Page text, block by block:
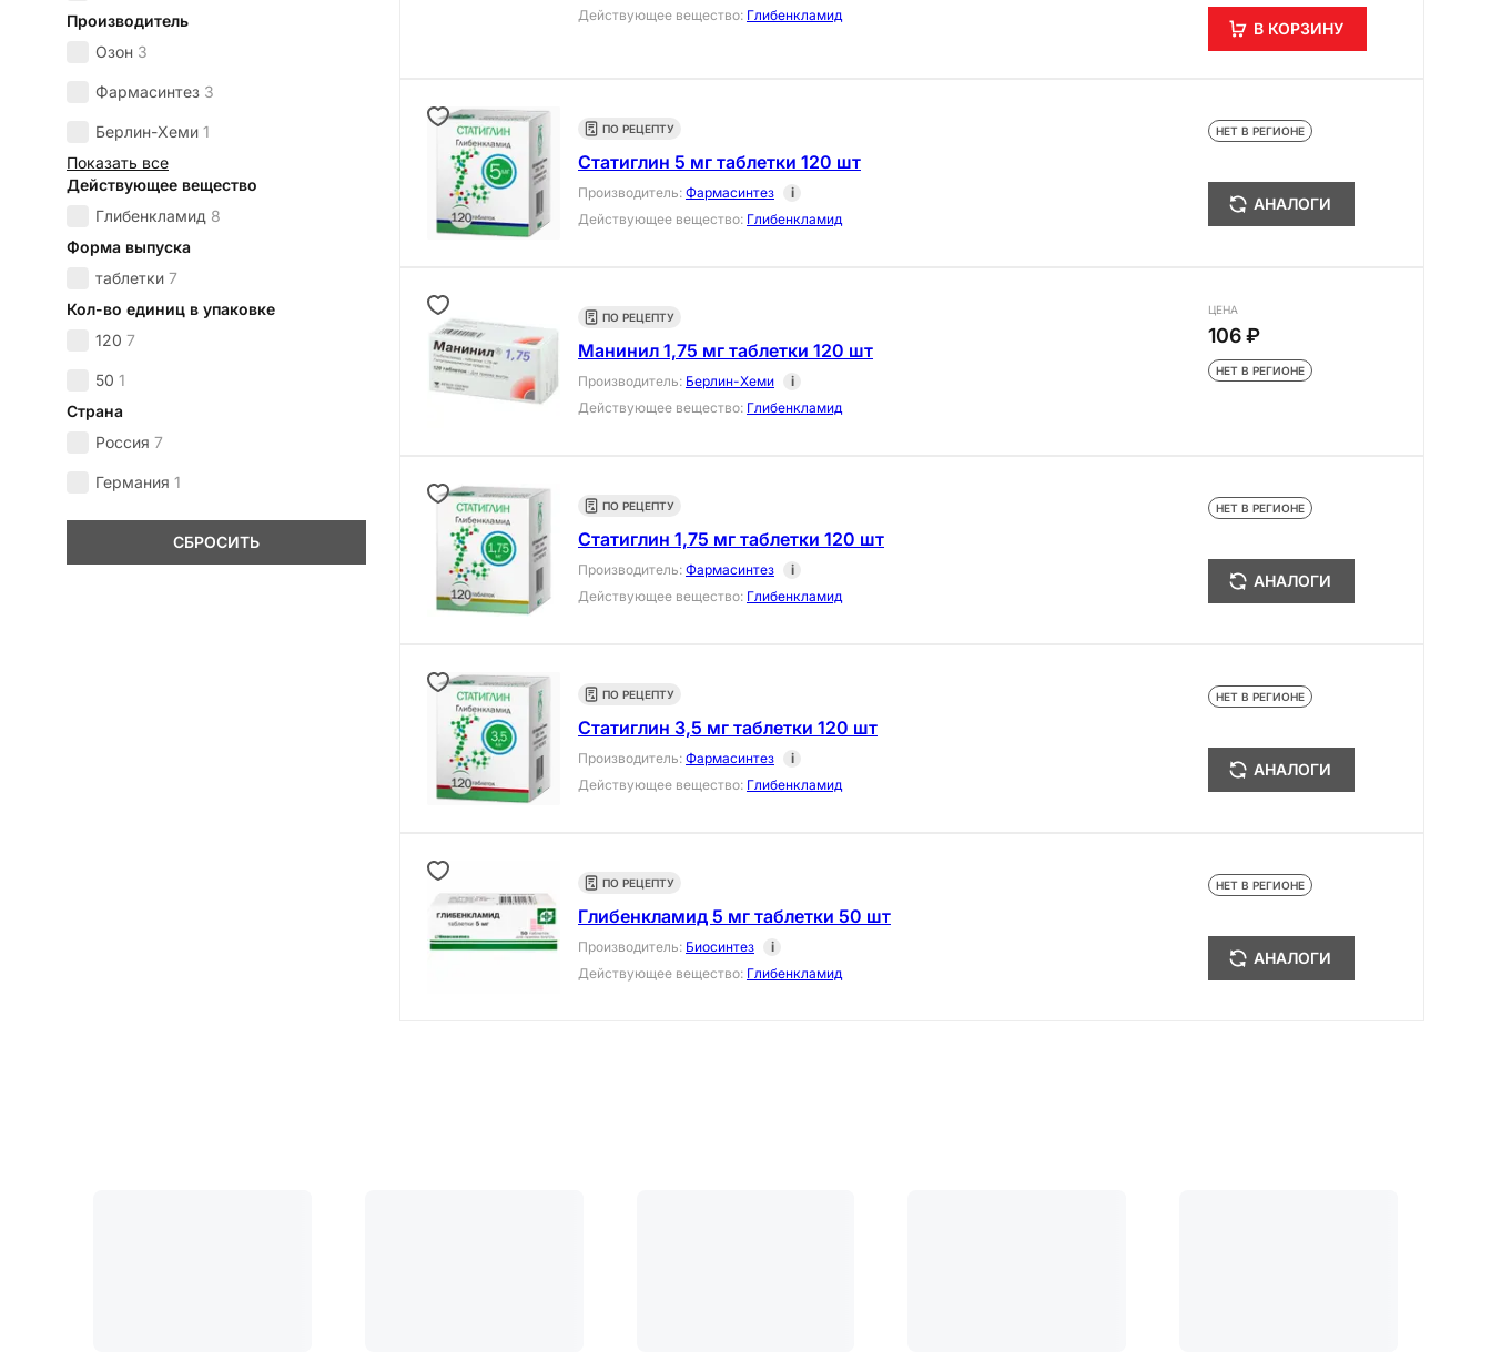
Производитель
Озон 3
Фармасинтез 3
Берлин-Хеми 1
Показать все
Действующее вещество
Глибенкламид 8
Форма выпуска
таблетки 7
Кол-во единиц в упаковке
120 7
50 1
Страна
Россия 7
Германия 1
СБРОСИТЬ
Действующее вещество: Глибенкламид
В КОРЗИНУ
ПО РЕЦЕПТУ
Статиглин 5 мг таблетки 120 шт
Производитель: Фармасинтез
i
Действующее вещество: Глибенкламид
НЕТ В РЕГИОНЕ
АНАЛОГИ
ПО РЕЦЕПТУ
Манинил 1,75 мг таблетки 120 шт
Производитель: Берлин-Хеми
i
Действующее вещество: Глибенкламид
ЦЕНА
106 ₽
НЕТ В РЕГИОНЕ
ПО РЕЦЕПТУ
Статиглин 1,75 мг таблетки 120 шт
Производитель: Фармасинтез
i
Действующее вещество: Глибенкламид
НЕТ В РЕГИОНЕ
АНАЛОГИ
ПО РЕЦЕПТУ
Статиглин 3,5 мг таблетки 120 шт
Производитель: Фармасинтез
i
Действующее вещество: Глибенкламид
НЕТ В РЕГИОНЕ
АНАЛОГИ
ПО РЕЦЕПТУ
Глибенкламид 5 мг таблетки 50 шт
Производитель: Биосинтез
i
Действующее вещество: Глибенкламид
НЕТ В РЕГИОНЕ
АНАЛОГИ